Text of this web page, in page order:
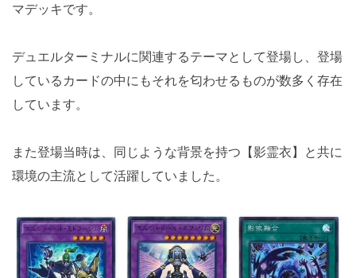
マデッキです。
デュエルターミナルに関連するテーマとして登場し、登場
しているカードの中にもそれを匂わせるものが数多く存在
しています。
また登場当時は、同じような背景を持つ【影霊衣】と共に
環境の主流として活躍していました。